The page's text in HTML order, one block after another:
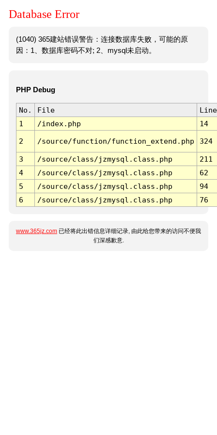
Database Error
(1040) 365建站错误警告：连接数据库失败，可能的原
因：1、数据库密码不对; 2、mysql未启动。
PHP Debug
No. File
Line
1
/index.php 14
2 /source/function/function_extend.php 324
3 /source/class/jzmysql.class.php
211
4
/source/class/jzmysql.class.php
62
5
/source/class/jzmysql.class.php
94
6
/source/class/jzmysql.class.php 76
www.365jz.com 已经将此出错信息详细记录, 由此给您带来的访问不便我
们深感歉意.